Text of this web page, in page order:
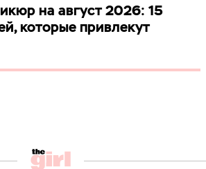
на август 2026: 15
которые привлекут